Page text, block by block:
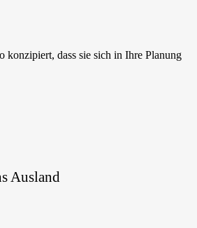
konzipiert, dass sie sich in Ihre Planung
Ausland